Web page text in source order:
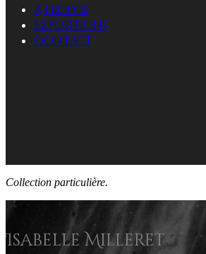
A propos
Expositions
Contact
Collection particulière.
Isabelle Milleret